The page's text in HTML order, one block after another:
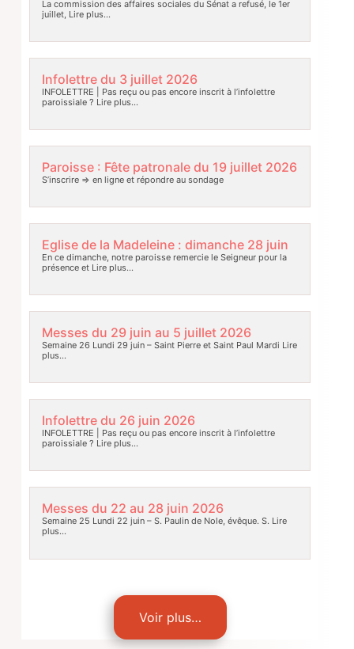
La commission des affaires sociales du Sénat a refusé, le 1er
juillet, Lire plus…
Infolettre du 3 juillet 2026
INFOLETTRE | Pas reçu ou pas encore inscrit à l’infolettre
paroissiale ? Lire plus…
Paroisse : Fête patronale du 19 juillet 2026
S’inscrire => en ligne et répondre au sondage
Eglise de la Madeleine : dimanche 28 juin
En ce dimanche, notre paroisse remercie le Seigneur pour la
présence etLire plus…
Messes du 29 juin au 5 juillet 2026
Semaine 26 Lundi 29 juin – Saint Pierre et Saint Paul Mardi Lire
plus…
Infolettre du 26 juin 2026
INFOLETTRE | Pas reçu ou pas encore inscrit à l’infolettre
paroissiale ? Lire plus…
Messes du 22 au 28 juin 2026
Semaine 25 Lundi 22 juin – S. Paulin de Nole, évêque. S. Lire
plus…
Voir plus…